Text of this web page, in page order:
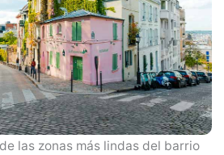
las zonas más lindas del barrio